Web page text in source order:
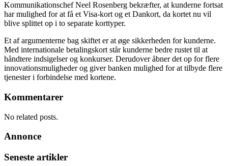
Kommunikationschef Neel Rosenberg bekræfter, at kunderne fortsat
har mulighed for at få et Visa-kort og et Dankort, da kortet nu vil
blive splittet op i to separate korttyper.
Et af argumenterne bag skiftet er at øge sikkerheden for kunderne.
Med internationale betalingskort står kunderne bedre rustet til at
håndtere indsigelser og konkurser. Derudover åbner det op for flere
innovationsmuligheder og giver banken mulighed for at tilbyde flere
tjenester i forbindelse med kortene.
Kommentarer
No related posts.
Annonce
Seneste artikler